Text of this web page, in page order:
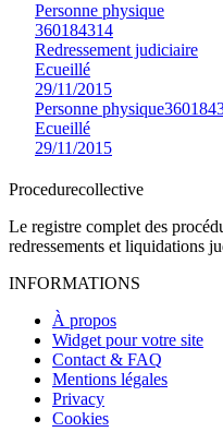
Personne physique
360184314
Redressement judiciaire
Ecueillé
29/11/2015
Personne physique
Ecueillé
29/11/2015
Procedurecollective
Le registre complet des
redressements et liquidations
INFORMATIONS
À propos
Widget pour votre site
Contact & FAQ
Mentions légales
Privacy
Cookies